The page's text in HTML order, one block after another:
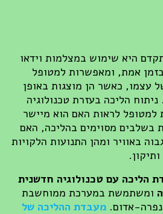
היא שימוש במצלמות וידאו
אמת, ומאפשרות למטופל
עצמו, כאשר הן מוצגות באופן
הליכה בעזרת טכנולוגיה
לראות האם הוא מיישר
מסוימים בהליכה, האם
באוויר ומהן התנועות הלקויות
הליכה עם טכנולוגיה חדשנית
ומשתמשת במערכת ממוחשבת
אדום. מעבדת ההליכה של